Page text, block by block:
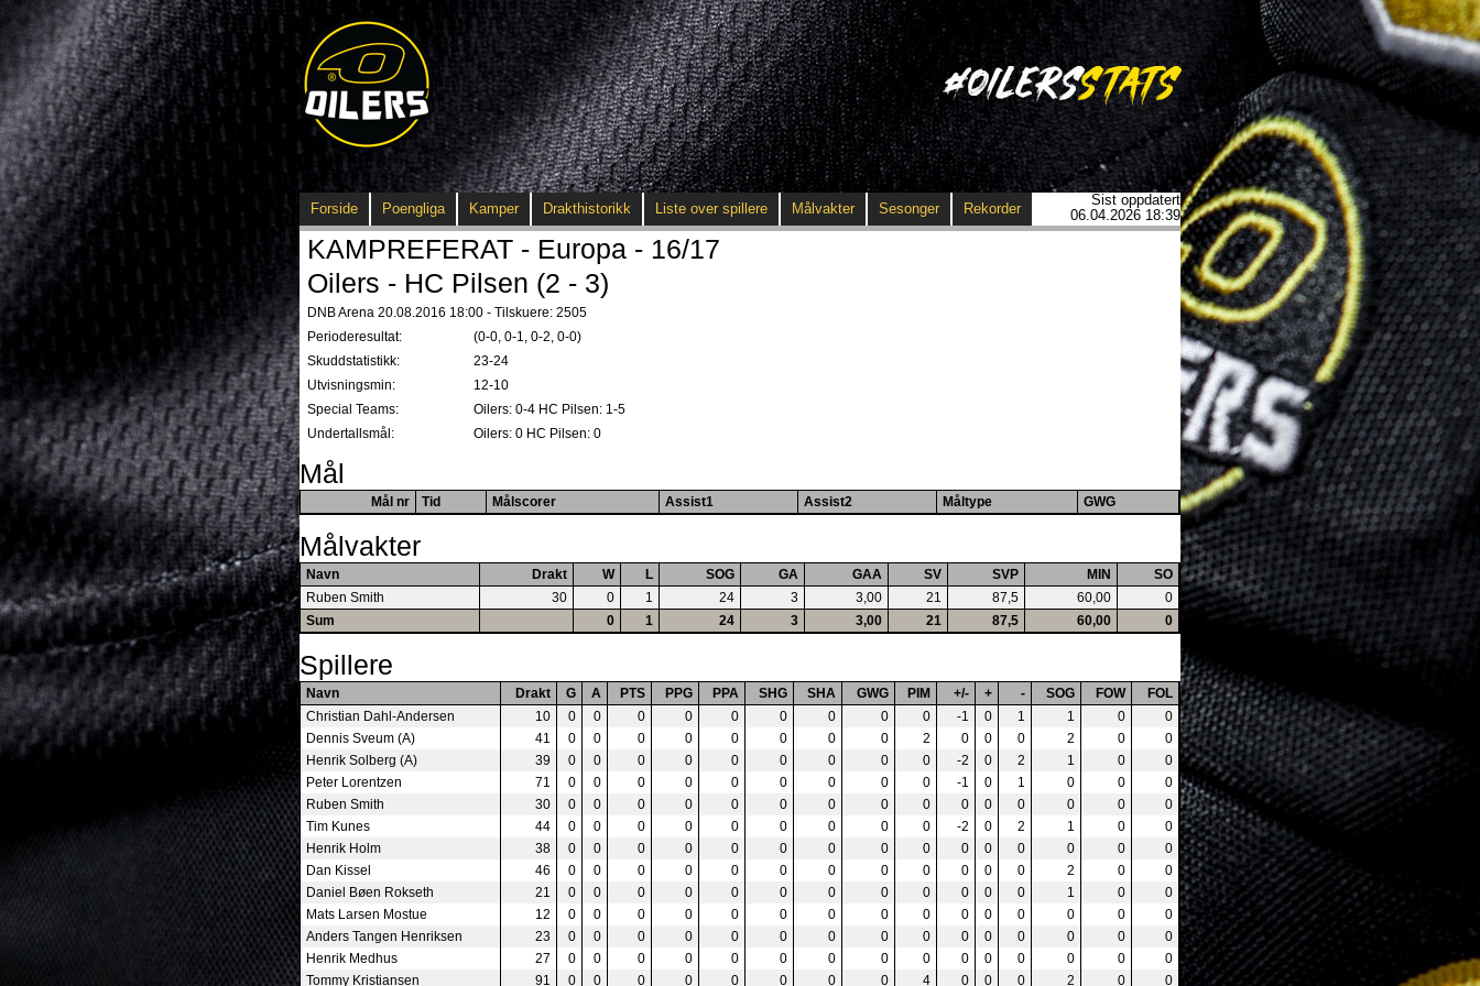
Forside Poengliga Kamper Drakthistorikk Liste over spillere Målvakter Sesonger Rekorder
Sist oppdatert
06.04.2026 18:39
KAMPREFERAT - Europa - 16/17
Oilers - HC Pilsen (2 - 3)
DNB Arena 20.08.2016 18:00 - Tilskuere: 2505
Perioderesultat:
(0-0, 0-1, 0-2, 0-0)
Skuddstatistikk:
23-24
Utvisningsmin:
12-10
Special Teams:
Oilers: 0-4 HC Pilsen: 1-5
Undertallsmål:
Oilers: 0 HC Pilsen: 0
Mål
Mål nr Tid Målscorer Assist1 Assist2 Måltype GWG
Målvakter
Navn Drakt W L SOG GA GAA SV SVP MIN
SO
Ruben Smith
30 0 1 24 3 3,00 21 87,5 60,00
0
Sum
0 1 24 3 3,00 21 87,5 60,00 0
Spillere
Navn Drakt G A PTS PPG PPA SHG SHA GWG PIM +/- + - SOG FOW
FOL
Christian Dahl-Andersen
10 0 0 0 0 0 0 0 0 0 -1 0 1 1 0
0
Dennis Sveum (A)
41 0 0 0 0 0 0 0 0 2 0 0 0 2 0
0
Henrik Solberg (A)
39 0 0 0 0 0 0 0 0 0 -2 0 2 1 0
0
Peter Lorentzen
71 0 0 0 0 0 0 0 0 0 -1 0 1 0 0
0
Ruben Smith
30 0 0 0 0 0 0 0 0 0 0 0 0 0 0
0
Tim Kunes
44 0 0 0 0 0 0 0 0 0 -2 0 2 1 0
0
Henrik Holm
38 0 0 0 0 0 0 0 0 0 0 0 0 0 0
0
Dan Kissel
46 0 0 0 0 0 0 0 0 0 0 0 0 2 0
0
Daniel Bøen Rokseth
21 0 0 0 0 0 0 0 0 0 0 0 0 1 0
0
Mats Larsen Mostue
12 0 0 0 0 0 0 0 0 0 0 0 0 0 0
0
Anders Tangen Henriksen
23 0 0 0 0 0 0 0 0 0 0 0 0 0 0
0
Henrik Medhus
27 0 0 0 0 0 0 0 0 0 0 0 0 0 0
0
Tommy Kristiansen
91 0 0 0 0 0 0 0 0 4 0 0 0 2 0 0